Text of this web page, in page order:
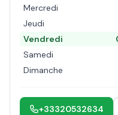
Mercredi
Jeudi
Vendredi
Samedi
Dimanche
+33320532634